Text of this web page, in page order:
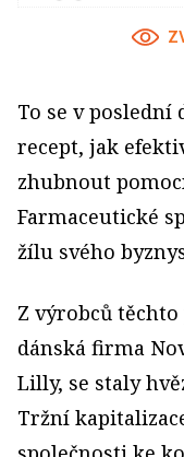
To se v poslední
recept, jak
zhubnout
Farmaceutické
žílu svého
Z výrobců
dánská firma
Lilly, se staly
Tržní